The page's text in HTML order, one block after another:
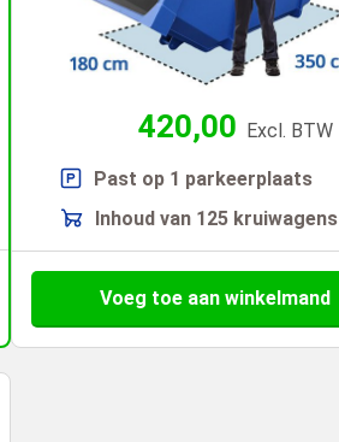
420,00 Excl. BTW
Past op 1 parkeerplaats
Inhoud van 125 kruiwagens
Voeg toe aan winkelmand